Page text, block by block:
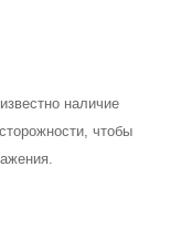
наличие
чтобы